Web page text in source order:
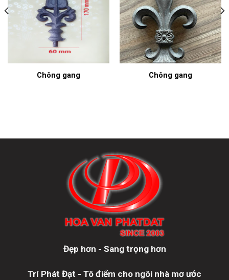
Chông gang Chông gang
Đẹp hơn - Sang trọng hơn
Trí Phát Đạt - Tô điểm cho ngôi nhà mơ ước